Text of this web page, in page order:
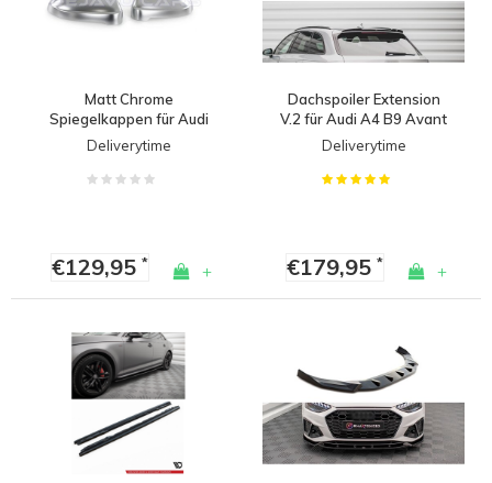
Matt Chrome
Spiegelkappen für Audi
A4 B9 8W, S4, S line &
A5 B9 F5, S5, S line
Deliverytime
€129,95* +
Dachspoiler Extension
V.2 für Audi A4 B9 Avant
S line / S4
Deliverytime
€179,95* +